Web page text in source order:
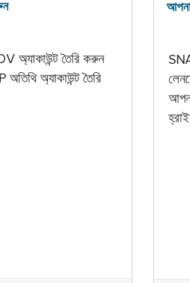
অ্যাকাউন্ট তৈরি করুন
অ্যাকাউন্ট তৈরি